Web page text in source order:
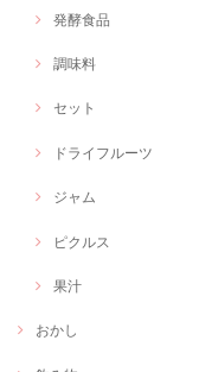
発酵食品
調味料
セット
ドライフルーツ
ジャム
ピクルス
果汁
おかし